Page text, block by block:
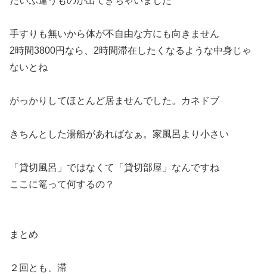
手すりも無いから体が不自由な方にも向きません
2時間3800円なら、2時間滞在したくなるような中身じゃ
ないとね
がっかりしてほとんど居ませんでした。カネドブ
きちんとした湯船があればなぁ。家風呂より小さい
「貸切風呂」ではなくて「貸切部屋」なんですね
ここに篭って何するの？
まとめ
２回とも、滞